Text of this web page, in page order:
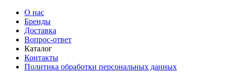
О нас
Бренды
Доставка
Вопрос-ответ
Каталог
Контакты
Политика обработки персональных данных